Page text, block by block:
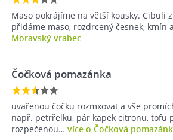
Maso pokrájíme na větší kousky. Cibuli
přidáme maso, rozdrcený česnek, kmín
Moravský vrabec
Čočková pomazánka
uvařenou čočku rozmxovat a vše
např. petrřelku, pár kapek citronu, tofu
rozpečenou… více o Čočková